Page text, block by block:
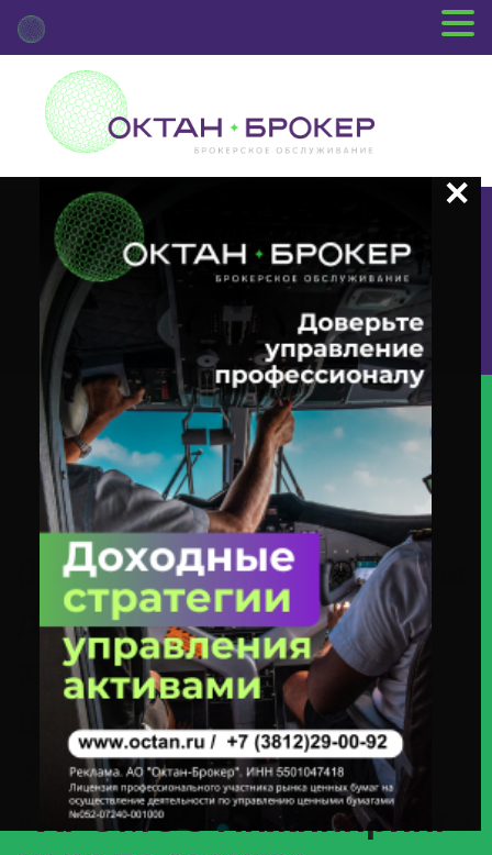
+7 (3812) 29-00-92
г.Омск ул.Красный Путь, 109 оф.510
Главная Новости Депозитария
(INTR) О Корпоративном
Действии «Выплата Купонного Дохода» С Ценными Бумагами Эмитента
ООО «ХРОМОС Инжиниринг» ИНН 5249111131 (облигация 4B02-02-
00138-L / ISIN RU000A1094W7)
(INTR) О корпоративном
действии «Выплата
купонного дохода» с
ценными бумагами
эмитента ООО
«ХРОМОС Инжиниринг»